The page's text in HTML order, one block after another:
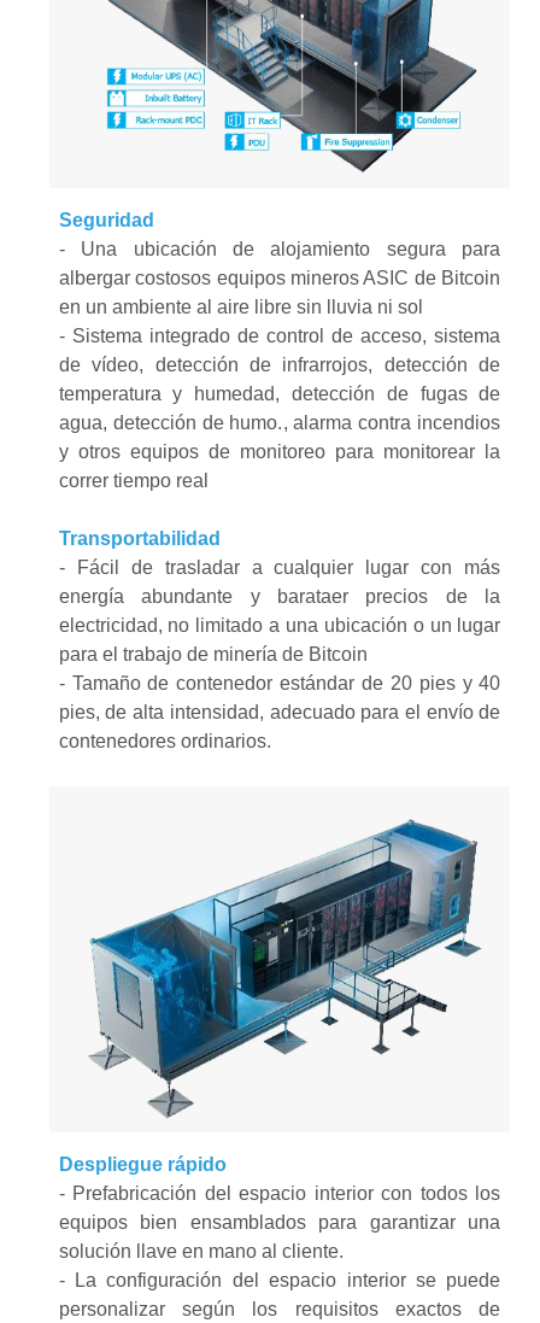
Seguridad
- Una ubicación de alojamiento segura para
albergar costosos equipos mineros ASIC de Bitcoin
en un ambiente al aire libre sin lluvia ni sol
-Sistema integrado de control de acceso, sistema
de vídeo, detección de infrarrojos, detección de
temperatura y humedad, detección de fugas de
agua, detección de humo., alarma contra incendios
y otros equipos de monitoreo para monitorear la
corrertiempo real
Transportabilidad
- Fácil de trasladar a cualquier lugarcon más
energía abundante y barataer precios de la
electricidad, no limitado a una ubicación o un lugar
para el trabajo de minería de Bitcoin
- Tamaño de contenedor estándar de 20 pies y 40
pies, de alta intensidad, adecuado para el envío de
contenedores ordinarios.
Despliegue rápido
- Prefabricación del espacio interior con todos los
equipos bien ensamblados para garantizar una
solución llave en mano al cliente.
- La configuración del espacio interior se puede
personalizar según los requisitos exactos de